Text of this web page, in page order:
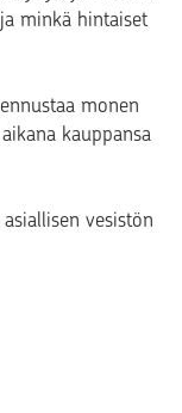
minkä hintaiset
monen
kauppansa
vesistön